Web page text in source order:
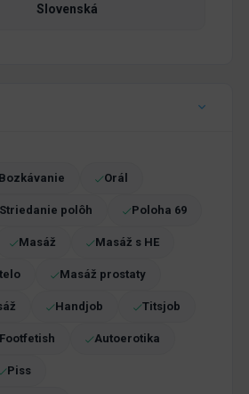
Slovenská
Bozkávanie Orál
Striedanie polôh Poloha 69
Masáž Masáž s HE
Masáž prostaty
Handjob Titsjob
Footfetish Autoerotika
Piss